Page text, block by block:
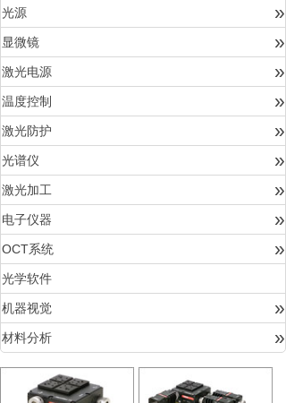
光源 »
显微镜 »
激光电源 »
温度控制 »
激光防护 »
光谱仪 »
激光加工 »
电子仪器 »
OCT系统 »
光学软件
机器视觉 »
材料分析 »